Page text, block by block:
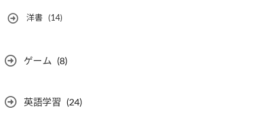
洋書 (14)
ゲーム (8)
英語学習 (24)